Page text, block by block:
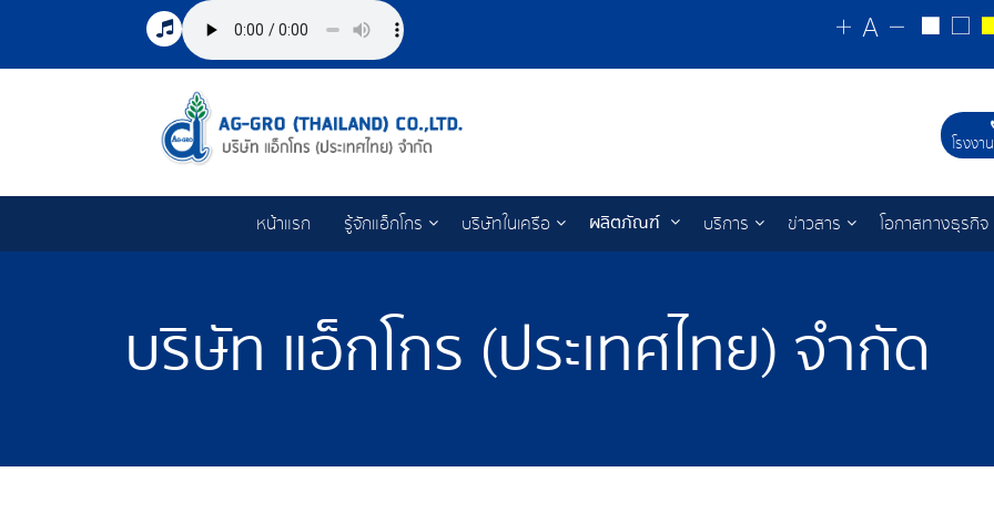
โรงงา
หน้าแรก รู้จักแอ็กโกร บริษัทในเครือ ผลิตภัณฑ์ บริการ ข่าวสาร โอกาสทางธุรกิจ
บริษัท แอ็กโกร (ประเทศไทย) จำกัด